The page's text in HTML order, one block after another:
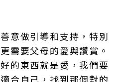
意做引導和支持，特別
需要父母的愛與讚賞。
的東西就是愛，我們要
合自己，找到那個對的